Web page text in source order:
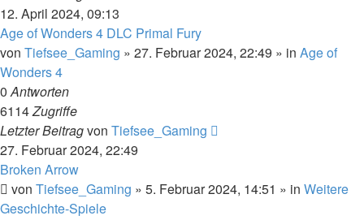
12. April 2024, 09:13
Age of Wonders 4 DLC Primal Fury
von Tiefsee_Gaming » 27. Februar 2024, 22:49 » in Age of
Wonders 4
0Antworten
6114Zugriffe
Letzter Beitragvon Tiefsee_Gaming
27. Februar 2024, 22:49
Broken Arrow
von Tiefsee_Gaming » 5. Februar 2024, 14:51 » in Weitere
Geschichte-Spiele